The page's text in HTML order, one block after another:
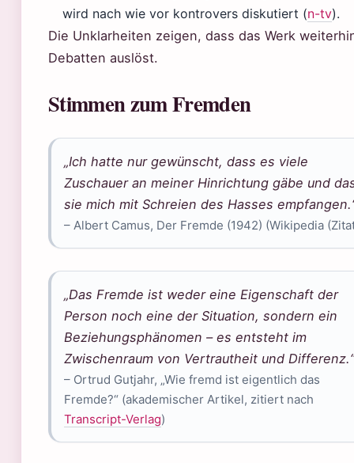
wird nach wie vor kontrovers diskutiert (n-tv).
Die Unklarheiten zeigen, dass das Werk
Debatten auslöst.
Stimmen zum Fremden
„Ich hatte nur gewünscht, dass es viele
Zuschauer an meiner Hinrichtung gäbe und
sie mich mit Schreien des Hasses
– Albert Camus, Der Fremde (1942) (Wikipedia
„Das Fremde ist weder eine Eigenschaft der
Person noch eine der Situation, sondern ein
Beziehungsphänomen – es entsteht im
Zwischenraum von Vertrautheit und Differenz.“
– Ortrud Gutjahr, „Wie fremd ist eigentlich das
Fremde?“ (akademischer Artikel, zitiert nach
Transcript-Verlag)